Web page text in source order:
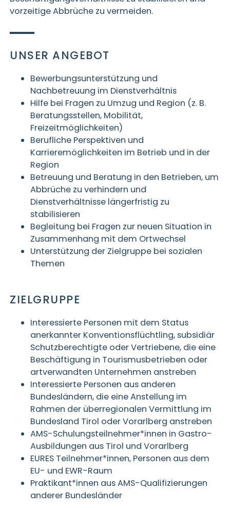
vorzeitige Abbrüche zu vermeiden.
UNSER ANGEBOT
Bewerbungsunterstützung und
Nachbetreuung im Dienstverhältnis
Hilfe bei Fragen zu Umzug und Region (z. B.
Beratungsstellen, Mobilität,
Freizeitmöglichkeiten)
Berufliche Perspektiven und
Karrieremöglichkeiten im Betrieb und in der
Region
Betreuung und Beratung in den Betrieben, um
Abbrüche zu verhindern und
Dienstverhältnisse längerfristig zu
stabilisieren
Begleitung bei Fragen zur neuen Situation in
Zusammenhang mit dem Ortwechsel
Unterstützung der Zielgruppe bei sozialen
Themen
ZIELGRUPPE
Interessierte Personen mit dem Status
anerkannter Konventionsflüchtling, subsidiär
Schutzberechtigte oder Vertriebene, die eine
Beschäftigung in Tourismusbetrieben oder
artverwandten Unternehmen anstreben
Interessierte Personen aus anderen
Bundesländern, die eine Anstellung im
Rahmen der überregionalen Vermittlung im
Bundesland Tirol oder Vorarlberg anstreben
AMS-Schulungsteilnehmer*innen in Gastro-
Ausbildungen aus Tirol und Vorarlberg
EURES Teilnehmer*innen, Personen aus dem
EU- und EWR-Raum
Praktikant*innen aus AMS-Qualifizierungen
anderer Bundesländer